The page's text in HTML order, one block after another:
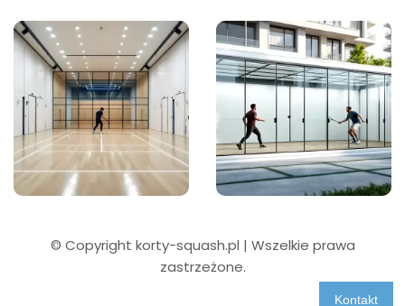
© Copyright korty-squash.pl | Wszelkie prawa
zastrzeżone.
Kontakt